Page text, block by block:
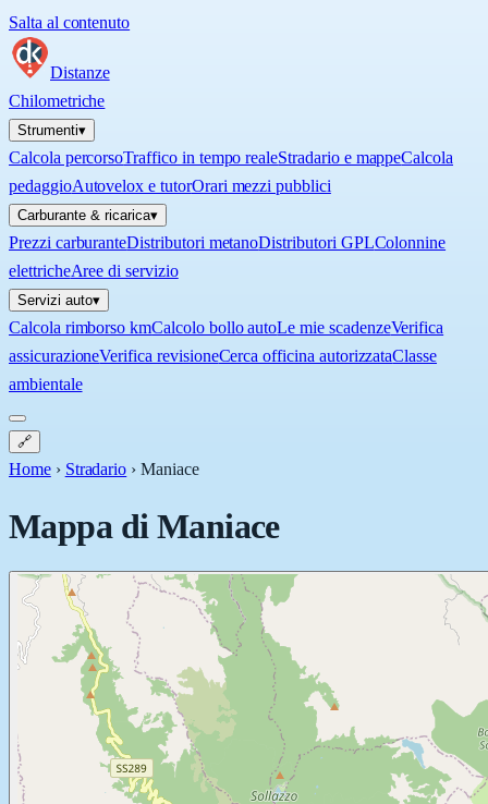
Salta al contenuto
Distanze
Chilometriche
Strumenti▾
Calcola percorsoTraffico in tempo realeStradario e mappeCalcola
pedaggioAutovelox e tutorOrari mezzi pubblici
Carburante & ricarica▾
Prezzi carburanteDistributori metanoDistributori GPLColonnine
elettricheAree di servizio
Servizi auto▾
Calcola rimborso kmCalcolo bollo autoLe mie scadenzeVerifica
assicurazioneVerifica revisioneCerca officina autorizzataClasse
ambientale
🔗
Home › Stradario ›Maniace
Mappa diManiace